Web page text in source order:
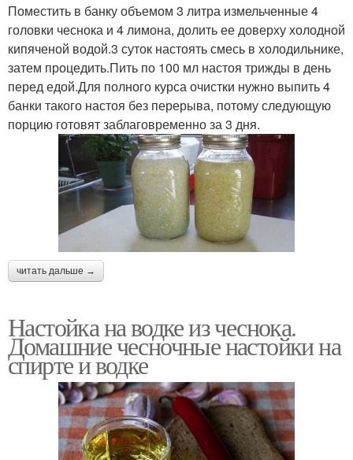
Поместить в банку объемом 3 литра измельченные 4
головки чеснока и 4 лимона, долить ее доверху холодной
кипяченой водой.3 суток настоять смесь в холодильнике,
затем процедить.Пить по 100 мл настоя трижды в день
перед едой.Для полного курса очистки нужно выпить 4
банки такого настоя без перерыва, потому следующую
порцию готовят заблаговременно за 3 дня.
читать дальше →
Настойка на водке из чеснока.
Домашние чесночные настойки на
спирте и водке